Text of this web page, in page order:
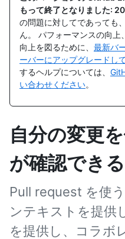
もって終了となりました:
の問題に対してであっても
ん。 パフォーマンスの向
向上を図るために、 最新バ
ーバーにアップグレードし
するヘルプについては、
い合わせください。
自分の変更
が確認でき
Pull request を使
ンテキストを提供
を提供し、コラボ